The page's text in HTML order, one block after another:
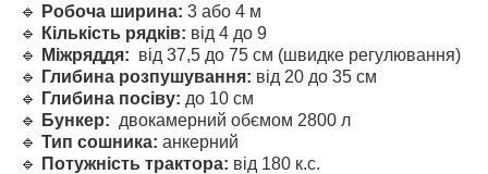
🔹
Робоча ширина: 3 або 4 м
🔹
Кількість рядків: від 4 до 9
🔹
Міжряддя: від 37,5 до 75 см (швидке регулювання)
🔹
Глибина розпушування: від 20 до 35 см
🔹
Глибина посіву: до 10 см
🔹
Бункер: двокамерний обємом 2800 л
🔹 Тип сошника: анкерний
🔹
Потужність трактора: від 180 к.с.